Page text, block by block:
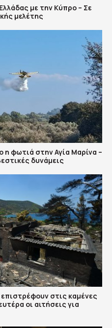
με την Κύπρο – Σε
μελέτης
η φωτιά στην Αγία Μαρίνα –
δυνάμεις
στις καμένες
οι αιτήσεις για